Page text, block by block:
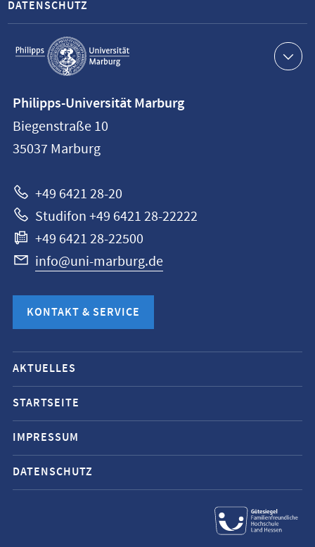
Service-
Navigation
DATENSCHUTZ
Philipps-
Universität
Marburg
Philipps-Universität Marburg
Biegenstraße 10
35037 Marburg
+49 6421 28-20
Studifon +49 6421 28-22222
+49 6421 28-22500
info@uni-marburg.de
KONTAKT & SERVICE
Mobile-
Service-
Navigation
und
Social
Media
Kontakte
AKTUELLES
STARTSEITE
IMPRESSUM
DATENSCHUTZ